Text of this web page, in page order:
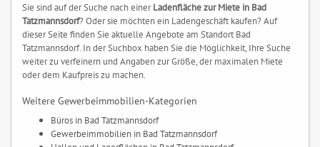
Sie sind auf der Suche nach einerLadenfläche zur Miete in Bad
Tatzmannsdorf? Oder sie möchten ein Ladengeschäft kaufen? Auf
dieser Seite finden Sie aktuelle Angebote am Standort Bad
Tatzmannsdorf. In der Suchbox haben Sie die Möglichkeit, Ihre Suche
weiter zu verfeinern und Angaben zur Größe, der maximalen Miete
oder dem Kaufpreis zu machen.
Weitere Gewerbeimmobilien-Kategorien
Büros in Bad Tatzmannsdorf
Gewerbeimmobilien in Bad Tatzmannsdorf